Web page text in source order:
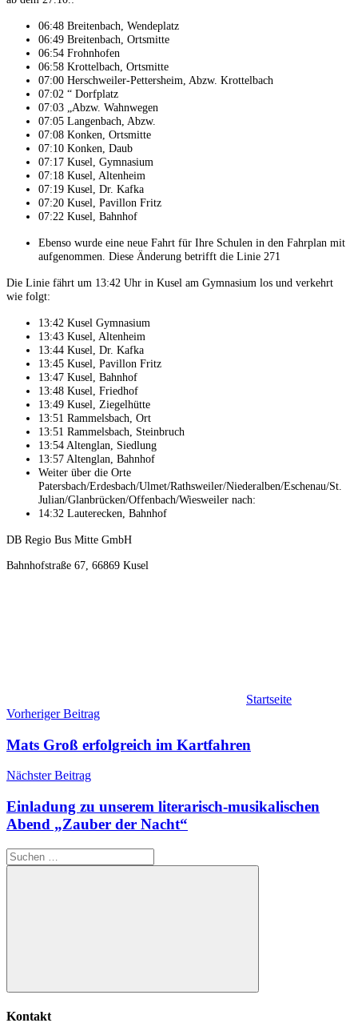
06:48 Breitenbach, Wendeplatz
06:49 Breitenbach, Ortsmitte
06:54 Frohnhofen
06:58 Krottelbach, Ortsmitte
07:00 Herschweiler-Pettersheim, Abzw. Krottelbach
07:02 “ Dorfplatz
07:03 „Abzw. Wahnwegen
07:05 Langenbach, Abzw.
07:08 Konken, Ortsmitte
07:10 Konken, Daub
07:17 Kusel, Gymnasium
07:18 Kusel, Altenheim
07:19 Kusel, Dr. Kafka
07:20 Kusel, Pavillon Fritz
07:22 Kusel, Bahnhof
Ebenso wurde eine neue Fahrt für Ihre Schulen in den Fahrplan mit
aufgenommen. Diese Änderung betrifft die Linie 271
Die Linie fährt um 13:42 Uhr in Kusel am Gymnasium los und verkehrt
wie folgt:
13:42 Kusel Gymnasium
13:43 Kusel, Altenheim
13:44 Kusel, Dr. Kafka
13:45 Kusel, Pavillon Fritz
13:47 Kusel, Bahnhof
13:48 Kusel, Friedhof
13:49 Kusel, Ziegelhütte
13:51 Rammelsbach, Ort
13:51 Rammelsbach, Steinbruch
13:54 Altenglan, Siedlung
13:57 Altenglan, Bahnhof
Weiter über die Orte
Patersbach/Erdesbach/Ulmet/Rathsweiler/Niederalben/Eschenau/St.
Julian/Glanbrücken/Offenbach/Wiesweiler nach:
14:32 Lauterecken, Bahnhof
DB Regio Bus Mitte GmbH
Bahnhofstraße 67, 66869 Kusel
Startseite
Beitragsnavigation
Vorheriger Beitrag
Mats Groß erfolgreich im Kartfahren
Nächster Beitrag
Einladung zu unserem literarisch-musikalischen
Abend „Zauber der Nacht“
Suchen
nach:
Suchen
Kontakt